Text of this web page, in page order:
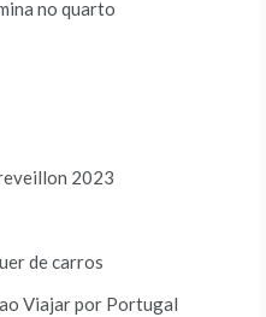
no quarto
2023
de carros
Viajar por Portugal